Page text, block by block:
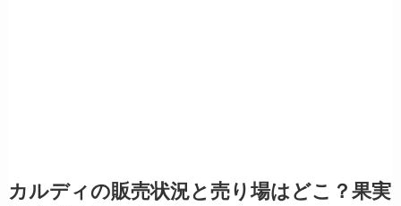
カルディの販売状況と売り場はどこ？果実